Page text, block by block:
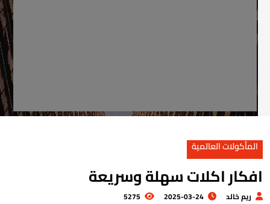
المأكولات العالمية
اكلات سهلة وسريعة
ريم خالد 2025-03-24
5275